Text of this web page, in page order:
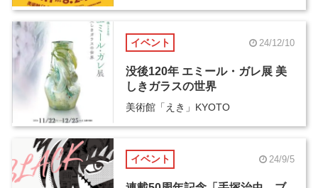
イベント 24/12/10
没後120年 エミール・ガレ展 美
しきガラスの世界
美術館「えき」KYOTO
イベント 24/9/5